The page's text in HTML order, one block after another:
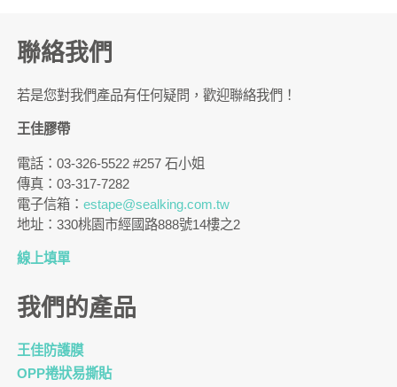
聯絡我們
若是您對我們產品有任何疑問，歡迎聯絡我們！
王佳膠帶
電話：03-326-5522 #257 石小姐
傳真：03-317-7282
電子信箱：estape@sealking.com.tw
地址：330桃園市經國路888號14樓之2
線上填單
我們的產品
王佳防護膜
OPP捲狀易撕貼